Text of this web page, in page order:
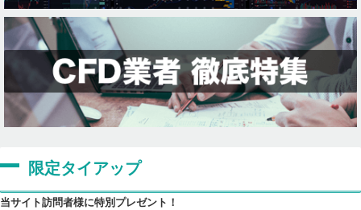
限定タイアップ
当サイト訪問者様に特別プレゼント！